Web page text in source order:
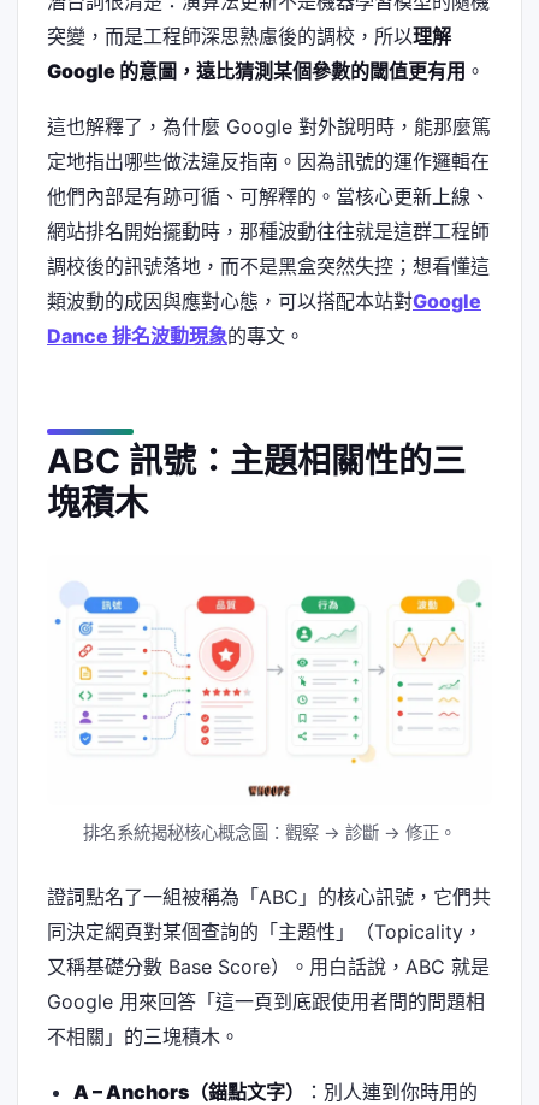
突變，而是工程師深思熟慮後的調校，所以理解
Google 的意圖，遠比猜測某個參數的閾值更有用 。
這也解釋了，為什麼 Google 對外說明時，能那麼篤
定地指出哪些做法違反指南。因為訊號的運作邏輯在
他們內部是有跡可循、可解釋的。當核心更新上線、
網站排名開始擺動時，那種波動往往就是這群工程師
調校後的訊號落地，而不是黑盒突然失控；想看懂這
類波動的成因與應對心態，可以搭配本站對Google
Dance 排名波動現象的專文。
ABC 訊號：主題相關性的三
塊積木
排名系統揭秘核心概念圖：觀察 → 診斷 → 修正。
證詞點名了一組被稱為「ABC」的核心訊號，它們共
同決定網頁對某個查詢的「主題性」（Topicality，
又稱基礎分數 Base Score）。用白話說，ABC 就是
Google 用來回答「這一頁到底跟使用者問的問題相
不相關」的三塊積木。
A – Anchors（錨點文字）
：別人連到你時用的